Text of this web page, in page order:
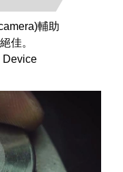
輔助
佳。
Device